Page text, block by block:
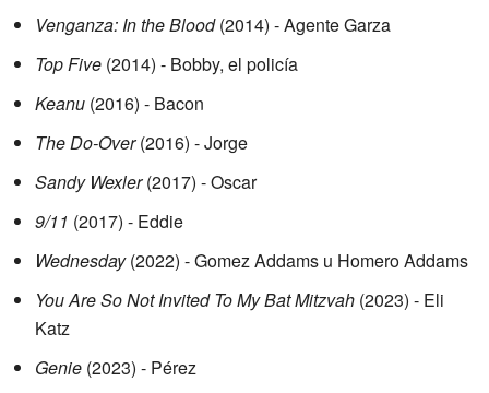
Venganza: In the Blood(2014) - Agente Garza
Top Five (2014) - Bobby, el policía
Keanu (2016) - Bacon
The Do-Over(2016) - Jorge
Sandy Wexler(2017) - Oscar
9/11 (2017) - Eddie
Wednesday(2022) - Gomez Addams u Homero Addams
You Are So Not Invited To My Bat Mitzvah (2023) - Eli
Katz
Genie (2023) - Pérez